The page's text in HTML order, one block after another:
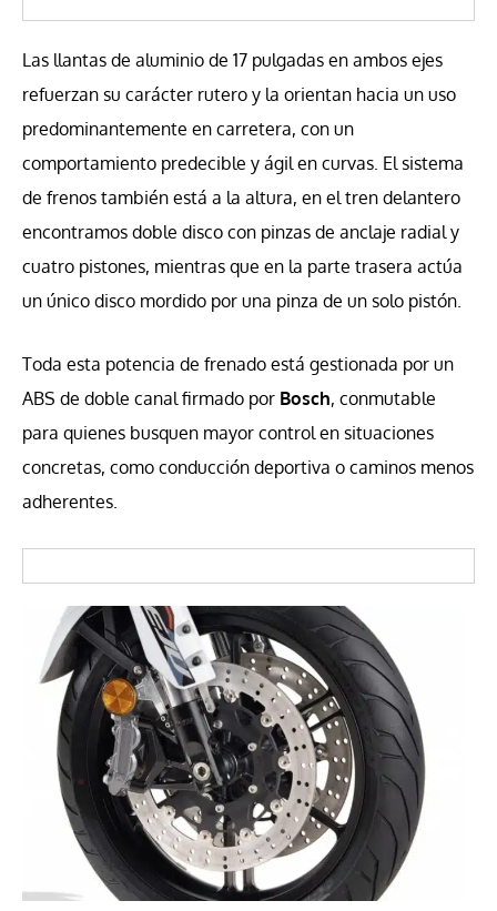
Las llantas de aluminio de 17 pulgadas en ambos ejes
refuerzan su carácter rutero y la orientan hacia un uso
predominantemente en carretera, con un
comportamiento predecible y ágil en curvas. El sistema
de frenos también está a la altura, en el tren delantero
encontramos doble disco con pinzas de anclaje radial y
cuatro pistones, mientras que en la parte trasera actúa
un único disco mordido por una pinza de un solo pistón.
Toda esta potencia de frenado está gestionada por un
ABS de doble canal firmado por Bosch, conmutable
para quienes busquen mayor control en situaciones
concretas, como conducción deportiva o caminos menos
adherentes.